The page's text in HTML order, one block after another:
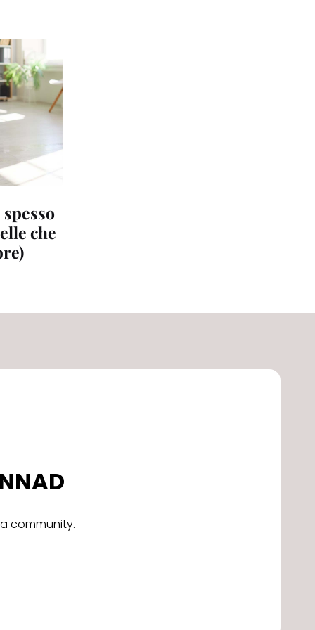
che
community.